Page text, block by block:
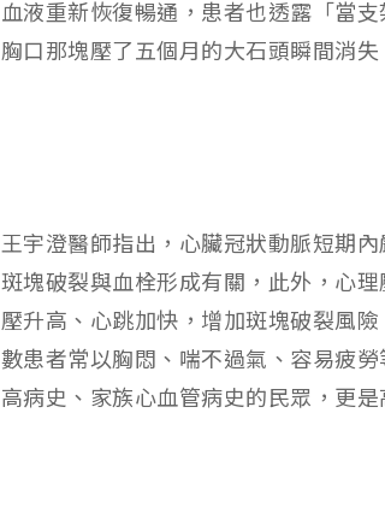
血液重新恢復暢通，患者也透露「當
胸口那塊壓了五個月的大石頭瞬間消
王宇澄醫師指出，心臟冠狀動脈短期
斑塊破裂與血栓形成有關，此外，心
壓升高、心跳加快，增加斑塊破裂風
數患者常以胸悶、喘不過氣、容易疲
高病史、家族心血管病史的民眾，更是